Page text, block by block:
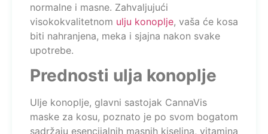
normalne i masne. Zahvaljujući
visokokvalitetnom ulju konoplje, vaša će kosa
biti nahranjena, meka i sjajna nakon svake
upotrebe.
Prednosti ulja konoplje
Ulje konoplje, glavni sastojak CannaVis
maske za kosu, poznato je po svom bogatom
sadržaju esencijalnih masnih kiselina, vitamina